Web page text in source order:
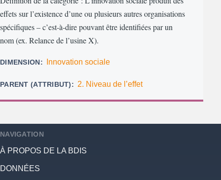
effets sur l’existence d’une ou plusieurs autres organisations
spécifiques – c’est-à-dire pouvant être identifiées par un
nom (ex. Relance de l’usine X).
DIMENSION Innovation sociale
PARENT (ATTRIBUT) 2. Niveau de l’effet
NAVIGATION
À PROPOS DE LA BDIS
DONNÉES